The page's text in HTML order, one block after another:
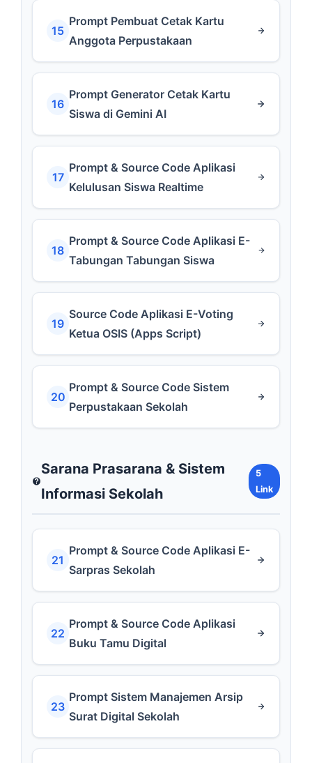
15
Prompt Pembuat Cetak Kartu
Anggota Perpustakaan
16
Prompt Generator Cetak Kartu
Siswa di Gemini AI
17
Prompt & Source Code Aplikasi
Kelulusan Siswa Realtime
18
Prompt & Source Code Aplikasi E-
Tabungan Tabungan Siswa
19
Source Code Aplikasi E-Voting
Ketua OSIS (Apps Script)
20
Prompt & Source Code Sistem
Perpustakaan Sekolah
Sarana Prasarana & Sistem
Informasi Sekolah
5
Link
21
Prompt & Source Code Aplikasi E-
Sarpras Sekolah
22
Prompt & Source Code Aplikasi
Buku Tamu Digital
23
Prompt Sistem Manajemen Arsip
Surat Digital Sekolah